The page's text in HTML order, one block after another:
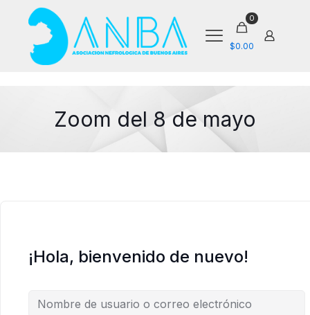
0
$0.00
Zoom del 8 de mayo
¡Hola, bienvenido de nuevo!